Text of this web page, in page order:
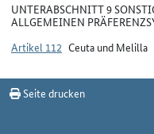
UNTERABSCHNITT 9
ALLGEMEINEN
Artikel 112 Ceuta und Melilla
Seite drucken